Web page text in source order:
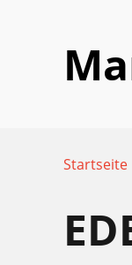
Startseite